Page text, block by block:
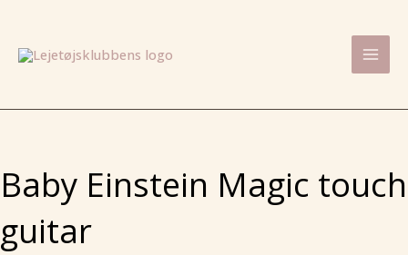
indholdet
Baby Einstein Magic touch
guitar
Magic
guitar